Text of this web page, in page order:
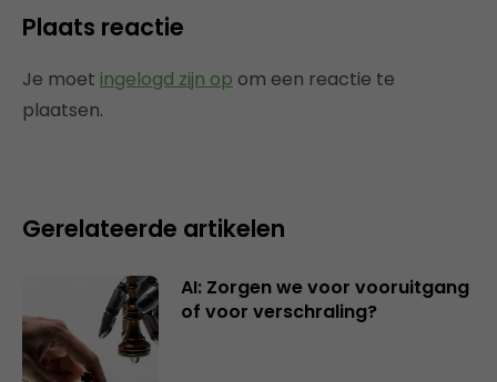
Plaats reactie
Je moet ingelogd zijn op om een reactie te
plaatsen.
Gerelateerde artikelen
AI: Zorgen we voor vooruitgang
of voor verschraling?